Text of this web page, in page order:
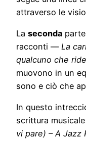
attraverso le
La seconda
racconti — La
qualcuno che ride
muovono in un
sono e ciò che
In questo
scrittura
vi pare) – A Jazz